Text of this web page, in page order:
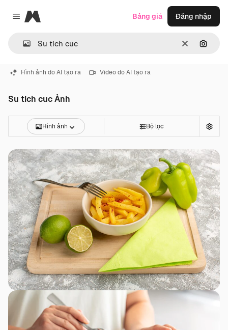
Close menu
Magnific
ThôngTìm
Bảng giá Đăng nhập
Hình ảnh do AI tạo ra Video do AI tạo ra
Su tich cuc Ảnh
Hình ảnh Bộ lọc